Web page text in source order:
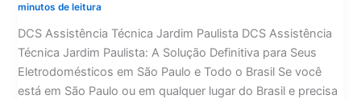
minutos de leitura
DCS Assistência Técnica Jardim Paulista DCS Assistência
Técnica Jardim Paulista: A Solução Definitiva para Seus
Eletrodomésticos em São Paulo e Todo o Brasil Se você
está em São Paulo ou em qualquer lugar do Brasil e precisa